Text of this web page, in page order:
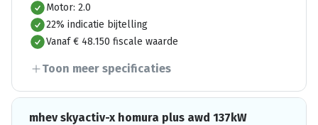
Motor: 2.0
22% indicatie bijtelling
Vanaf € 48.150 fiscale waarde
Toon meer specificaties
mhev skyactiv-x homura plus awd 137kW